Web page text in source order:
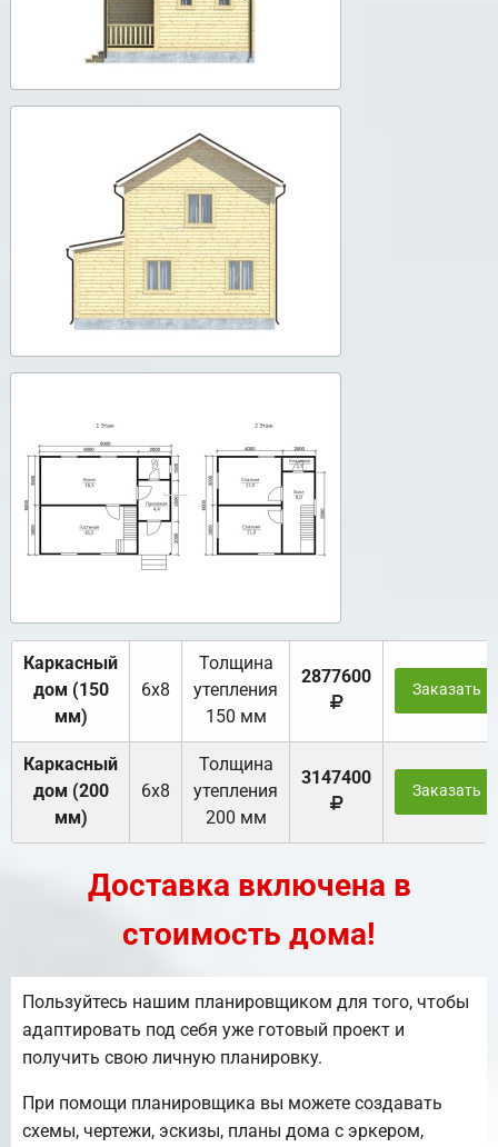
Каркасный
дом (150
мм)
6х8
Толщина
утепления
150 мм
2877600
Заказать
Каркасный
дом (200
мм)
6х8
Толщина
утепления
200 мм
3147400
Заказать
Доставка включена в
стоимость дома!
Пользуйтесь нашим планировщиком для того, чтобы
адаптировать под себя уже готовый проект и
получить свою личную планировку.
При помощи планировщика вы можете создавать
схемы, чертежи, эскизы, планы дома с эркером,